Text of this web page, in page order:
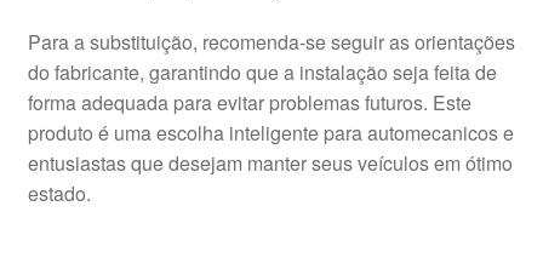
Para a substituição, recomenda-se seguir as orientações
do fabricante, garantindo que a instalação seja feita de
forma adequada para evitar problemas futuros. Este
produto é uma escolha inteligente para automecanicos e
entusiastas que desejam manter seus veículos em ótimo
estado.